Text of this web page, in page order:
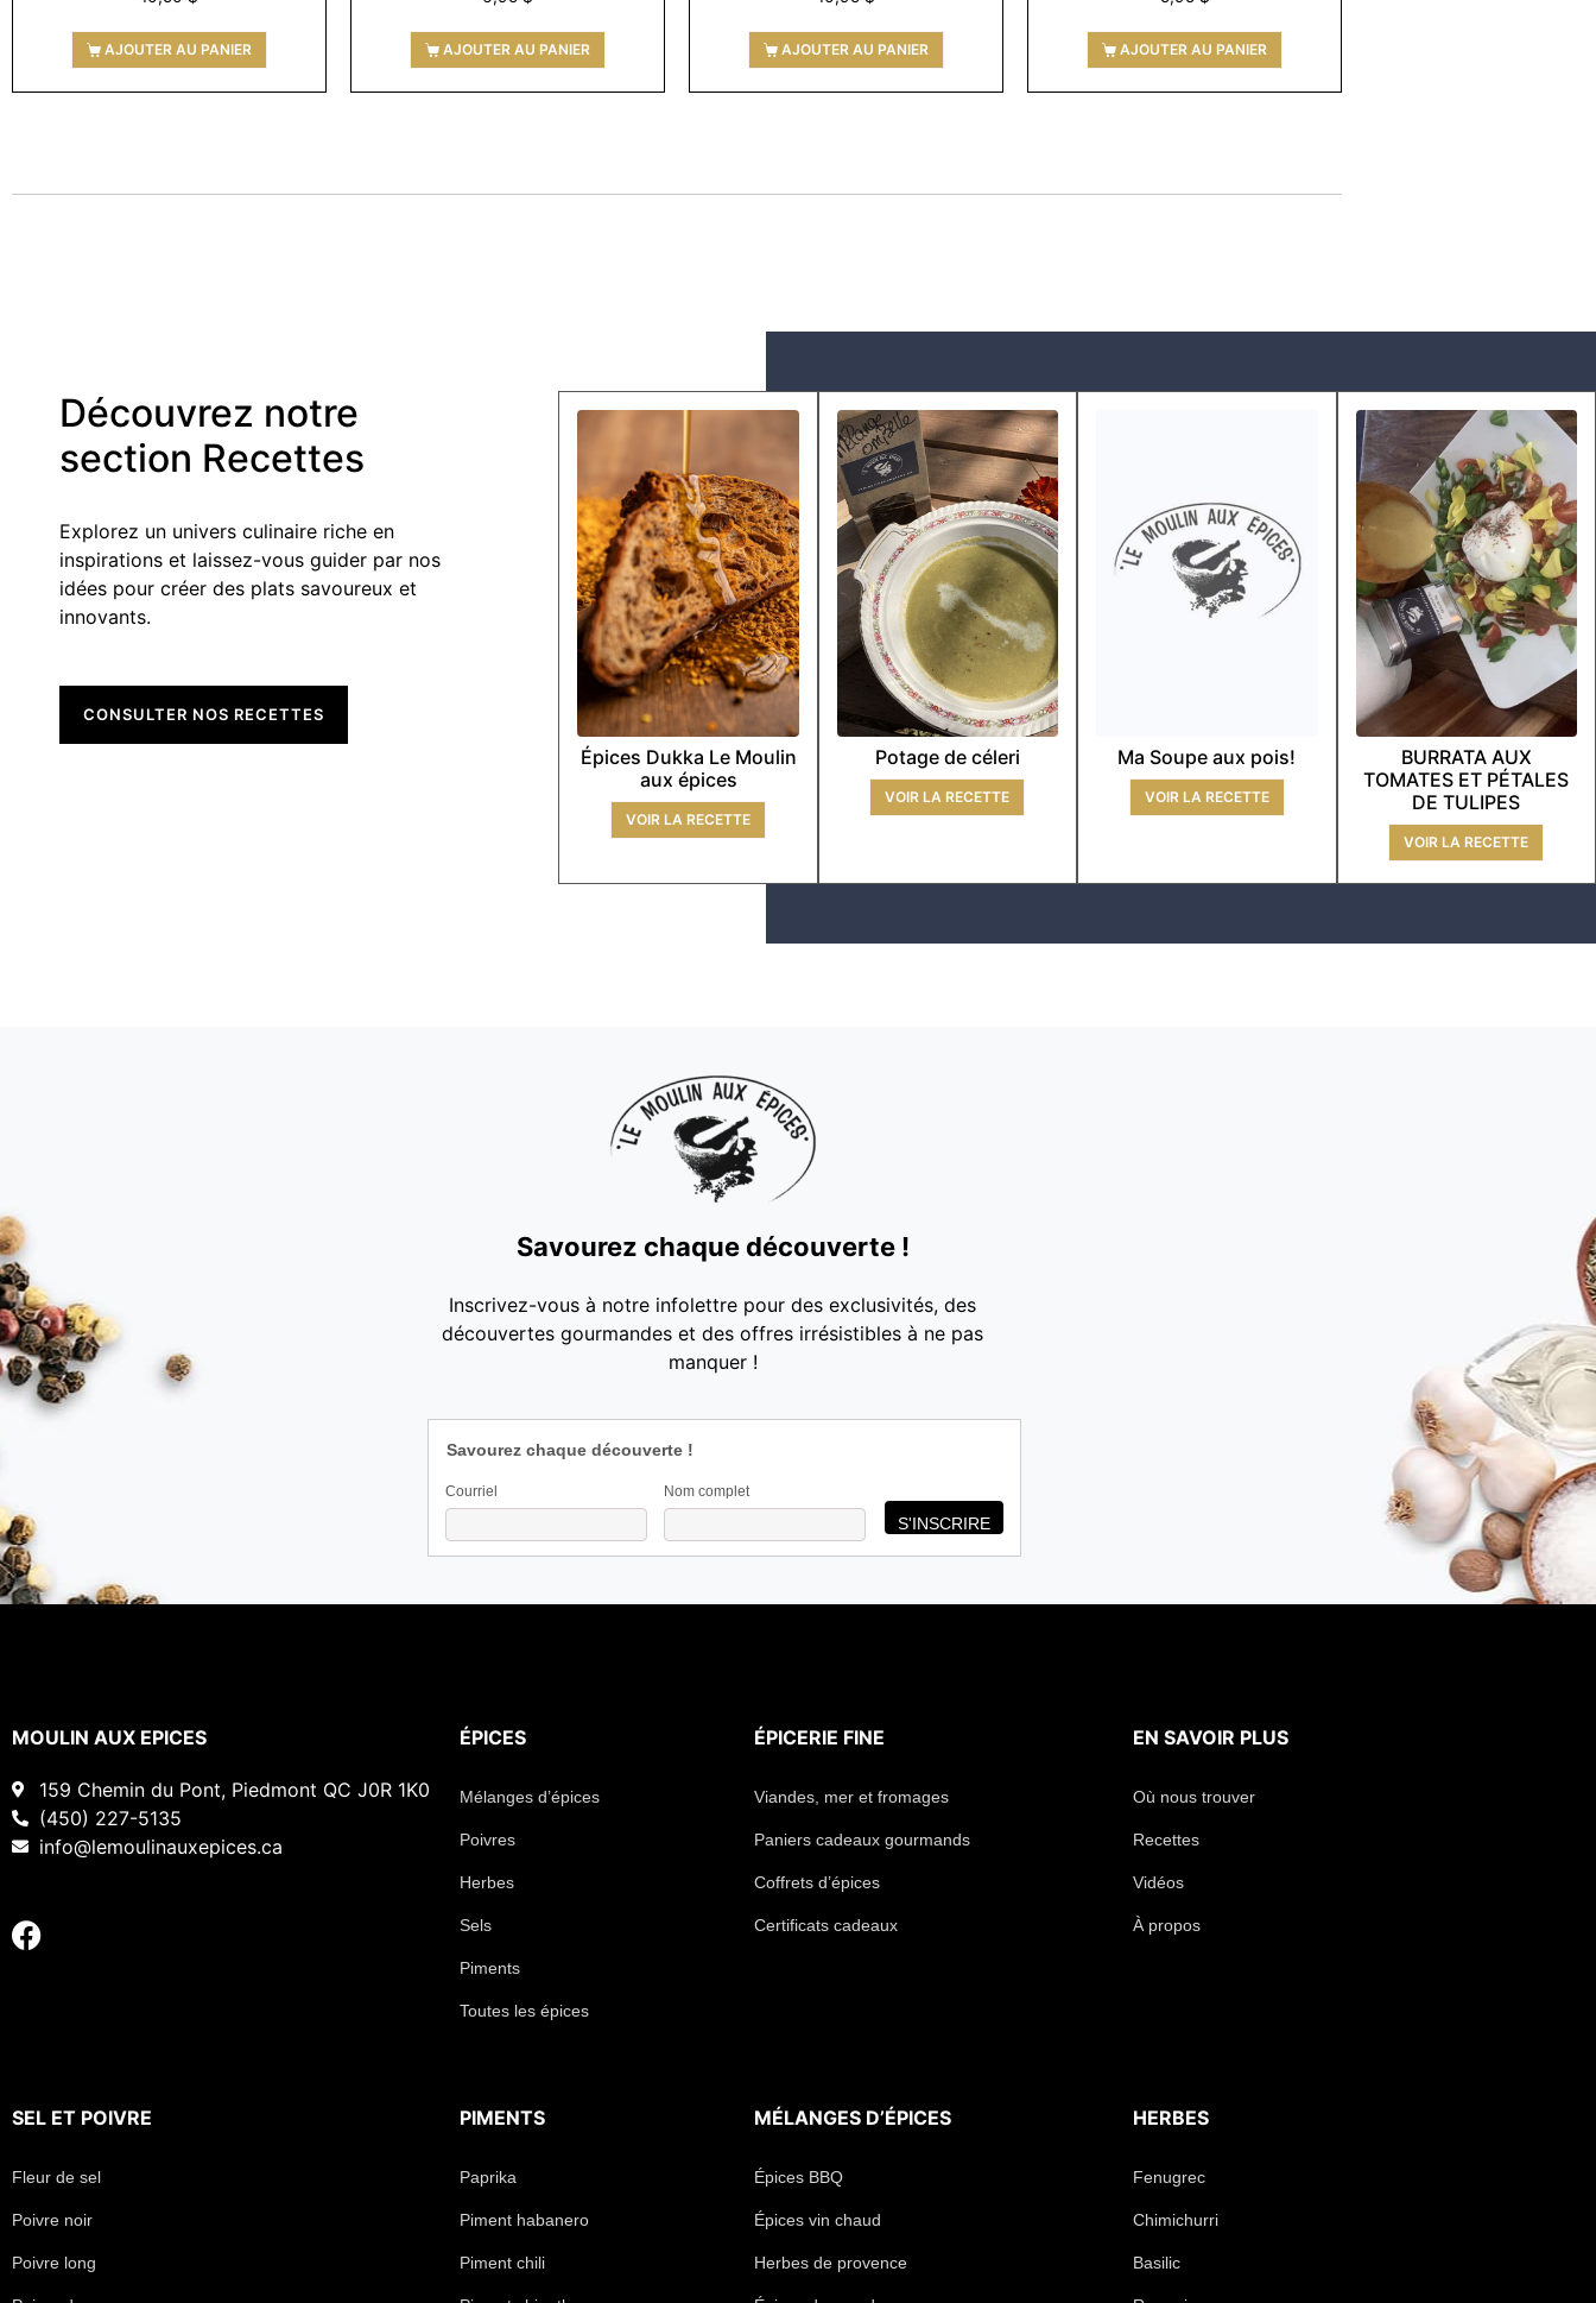
AJOUTER AU PANIER AJOUTER AU PANIER AJOUTER AU PANIER AJOUTER AU PANIER
Découvrez notre
section Recettes
Explorez un univers culinaire riche en
inspirations et laissez-vous guider par nos
idées pour créer des plats savoureux et
innovants.
CONSULTER NOS RECETTES
Épices Dukka Le Moulin
aux épices
VOIR LA RECETTE
Potage de céleri
VOIR LA RECETTE
Ma Soupe aux pois!
VOIR LA RECETTE
BURRATA AUX
TOMATES ET PÉTALES
DE TULIPES
VOIR LA RECETTE
Savourez chaque découverte !
Inscrivez-vous à notre infolettre pour des exclusivités, des
découvertes gourmandes et des offres irrésistibles à ne pas
manquer !
Savourez chaque découverte !
Courriel Nom complet
MOULIN AUX EPICES
159 Chemin du Pont, Piedmont QC J0R 1K0
(450) 227-5135
info@lemoulinauxepices.ca
ÉPICES
Mélanges d’épices
Poivres
Herbes
Sels
Piments
Toutes les épices
ÉPICERIE FINE
Viandes, mer et fromages
Paniers cadeaux gourmands
Coffrets d’épices
Certificats cadeaux
EN SAVOIR PLUS
Où nous trouver
Recettes
Vidéos
À propos
SEL ET POIVRE
Fleur de sel
Poivre noir
Poivre long
PIMENTS
Paprika
Piment habanero
Piment chili
MÉLANGES D’ÉPICES
Épices BBQ
Épices vin chaud
Herbes de provence
HERBES
Fenugrec
Chimichurri
Basilic